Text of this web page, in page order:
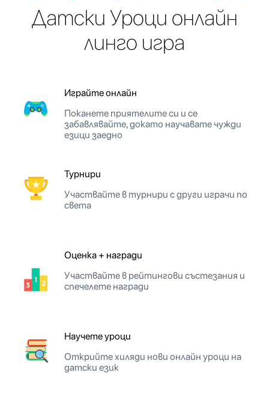
Датски Уроци онлайн
линго игра
Играйте онлайн
Поканете приятелите си и се
забавлявайте, докато научавате чужди
езици заедно
Турнири
Участвайте в турнири с други играчи по
света
Оценка + награди
Участвайте в рейтингови състезания и
спечелете награди
Научете уроци
Открийте хиляди нови онлайн уроци на
датски език